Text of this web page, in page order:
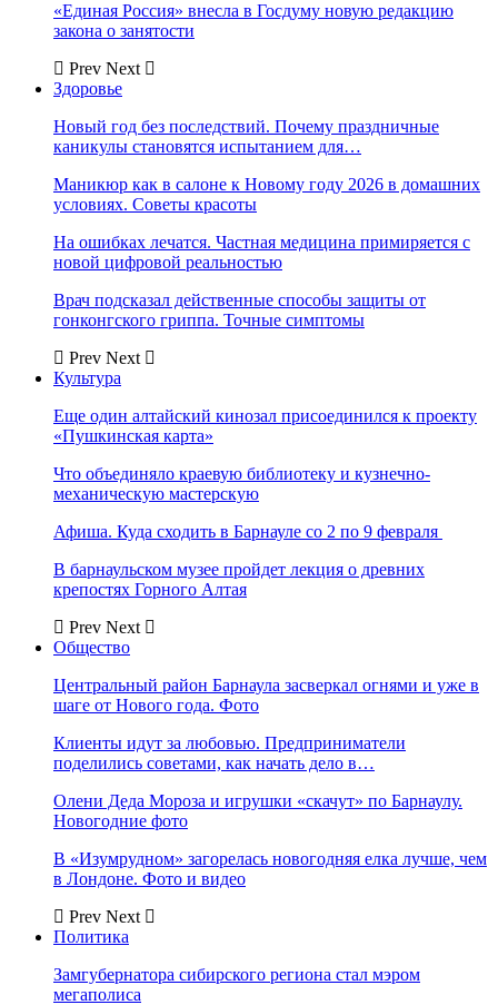
«Единая Россия» внесла в Госдуму новую редакцию
закона о занятости
Prev Next
Здоровье
Новый год без последствий. Почему праздничные
каникулы становятся испытанием для…
Маникюр как в салоне к Новому году 2026 в домашних
условиях. Советы красоты
На ошибках лечатся. Частная медицина примиряется с
новой цифровой реальностью
Врач подсказал действенные способы защиты от
гонконгского гриппа. Точные симптомы
Prev Next
Культура
Еще один алтайский кинозал присоединился к проекту
«Пушкинская карта»
Что объединяло краевую библиотеку и кузнечно-
механическую мастерскую
Афиша. Куда сходить в Барнауле со 2 по 9 февраля
В барнаульском музее пройдет лекция о древних
крепостях Горного Алтая
Prev Next
Общество
Центральный район Барнаула засверкал огнями и уже в
шаге от Нового года. Фото
Клиенты идут за любовью. Предприниматели
поделились советами, как начать дело в…
Олени Деда Мороза и игрушки «скачут» по Барнаулу.
Новогодние фото
В «Изумрудном» загорелась новогодняя елка лучше, чем
в Лондоне. Фото и видео
Prev Next
Политика
Замгубернатора сибирского региона стал мэром
мегаполиса